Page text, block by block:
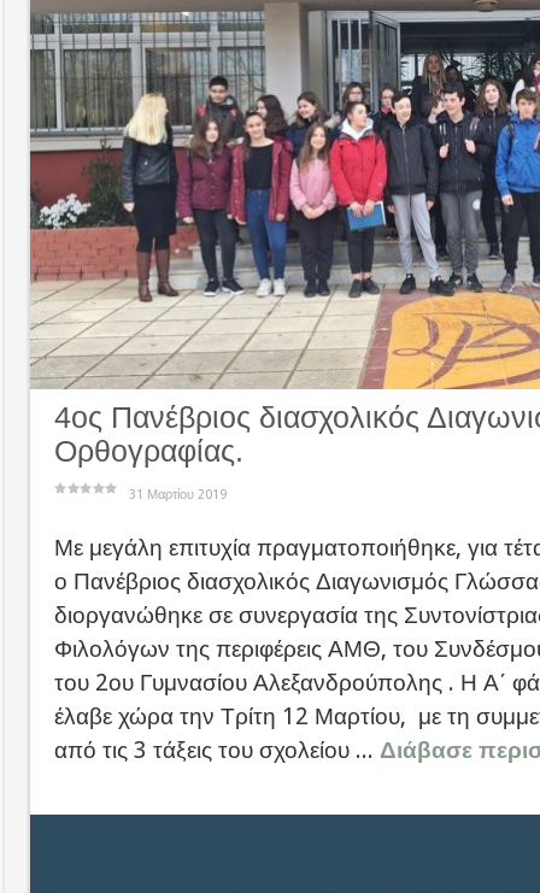
4ος Πανέβριος διασχολικός
Ορθογραφίας.
31 Μαρτίου 2019
Με μεγάλη επιτυχία πραγματοποιήθηκε, για
ο Πανέβριος διασχολικός Διαγωνισμός
διοργανώθηκε σε συνεργασία της
Φιλολόγων της περιφέρεις ΑΜΘ, του
του 2ου Γυμνασίου Αλεξανδρούπολης . Η Α΄
έλαβε χώρα την Τρίτη 12 Μαρτίου, με τη
από τις 3 τάξεις του σχολείου ... Διάβασε